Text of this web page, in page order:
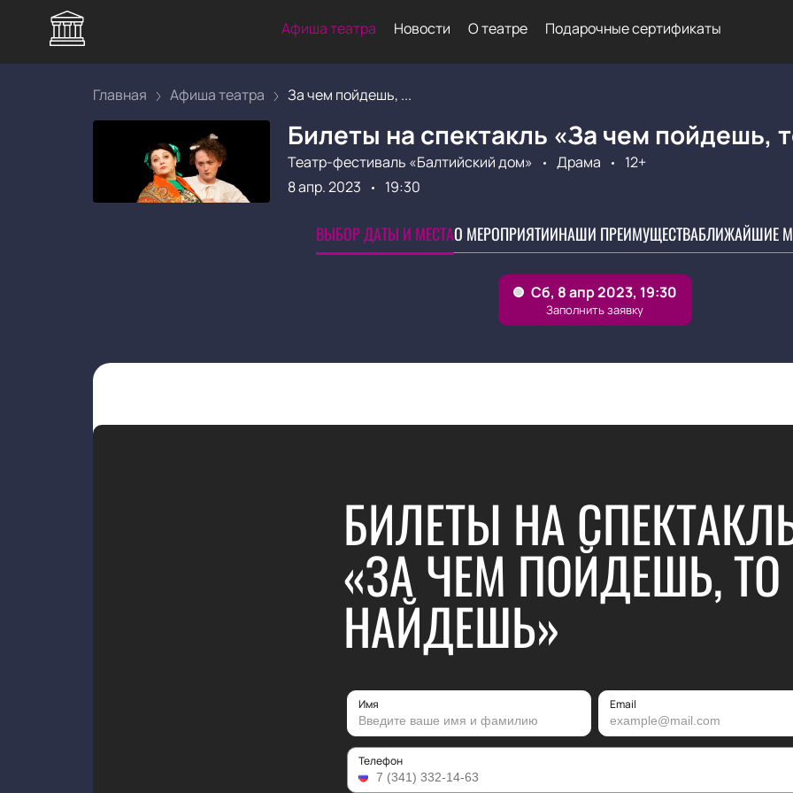
Афиша театра Новости О театре Подарочные сертификаты
Главная Афиша театра За чем пойдешь, ...
Билеты на спектакль «За чем пойдешь,
Театр-фестиваль «Балтийский дом» Драма
12+
8 апр. 2023
19:30
ВЫБОР ДАТЫ И МЕСТАО МЕРОПРИЯТИИНАШИ ПРЕИМУЩЕСТВАБЛИЖАЙШИЕ
БИЛЕТЫ НА
«ЗА ЧЕМ ПОЙДЕШЬ,
НАЙДЕШЬ»
Имя Email
Телефон